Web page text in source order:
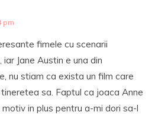
pm
fimele cu scenarii
Jane Austin e una din
nu stiam ca exista un film care
sa. Faptul ca joaca Anne
in plus pentru a-mi dori sa-l